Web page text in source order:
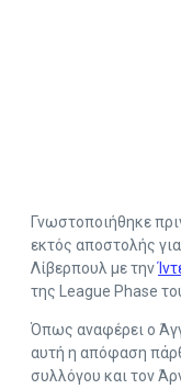
Γνωστοποιήθηκε
εκτός αποστολής
Λίβερπουλ με την
της League Phase
Όπως αναφέρει ο
αυτή η απόφαση
συλλόγου και τον